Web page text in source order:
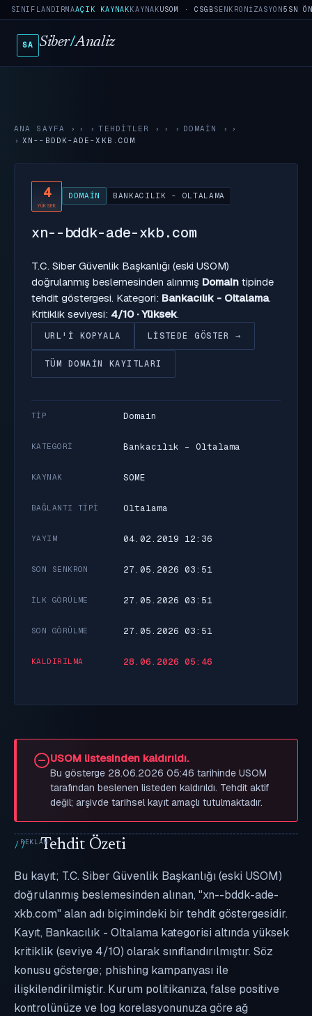
SINIFLANDIRMAAÇIK KAYNAKKAYNAKUSOM · CSGBSENKRONIZASYON5SN
SA Siber/Analiz
ANA SAYFA › TEHDITLER › DOMAIN
›
XN--BDDK-ADE-XKB.COM
4
YÜKSEK
DOMAIN BANKACILIK - OLTALAMA
xn--bddk-ade-xkb.com
T.C. Siber Güvenlik Başkanlığı (eski USOM)
doğrulanmış beslemesinden alınmış Domain tipinde
tehdit göstergesi. Kategori: Bankacılık - Oltalama.
Kritiklik seviyesi: 4/10 · Yüksek.
URL'I KOPYALA LISTEDE GÖSTER →
TÜM DOMAIN KAYITLARI
TIP Domain
KATEGORI Bankacılık - Oltalama
KAYNAK SOME
BAĞLANTI TIPI Oltalama
YAYIM 04.02.2019 12:36
SON SENKRON 27.05.2026 03:51
İLK GÖRÜLME 27.05.2026 03:51
SON GÖRÜLME 27.05.2026 03:51
KALDIRILMA 28.06.2026 05:46
USOM listesinden kaldırıldı.
Bu gösterge 28.06.2026 05:46 tarihinde USOM
tarafından beslenen listeden kaldırıldı. Tehdit aktif
değil; arşivde tarihsel kayıt amaçlı tutulmaktadır.
Tehdit Özeti
Bu kayıt; T.C. Siber Güvenlik Başkanlığı (eski USOM)
doğrulanmış beslemesinden alınan, "xn--bddk-ade-
xkb.com" alan adı biçimindeki bir tehdit göstergesidir.
Kayıt, Bankacılık - Oltalama kategorisi altında yüksek
kritiklik (seviye 4/10) olarak sınıflandırılmıştır. Söz
konusu gösterge; phishing kampanyası ile
ilişkilendirilmiştir. Kurum politikanıza, false positive
kontrolünüze ve log korelasyonunuza göre ağ